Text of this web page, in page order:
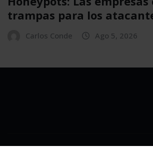
trampas para los
Carlos Conde Ago 5, 2026